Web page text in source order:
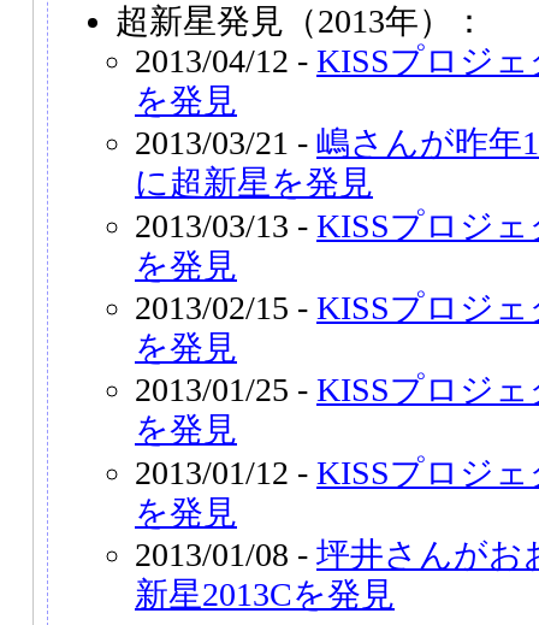
超新星発見（2013年）：
2013/04/12 - KISSプロジェ
を発見
2013/03/21 - 嶋さんが昨年
に超新星を発見
2013/03/13 - KISSプロジェ
を発見
2013/02/15 - KISSプロジ
を発見
2013/01/25 - KISSプロジェ
を発見
2013/01/12 - KISSプロジ
を発見
2013/01/08 - 坪井さんがお
新星2013Cを発見